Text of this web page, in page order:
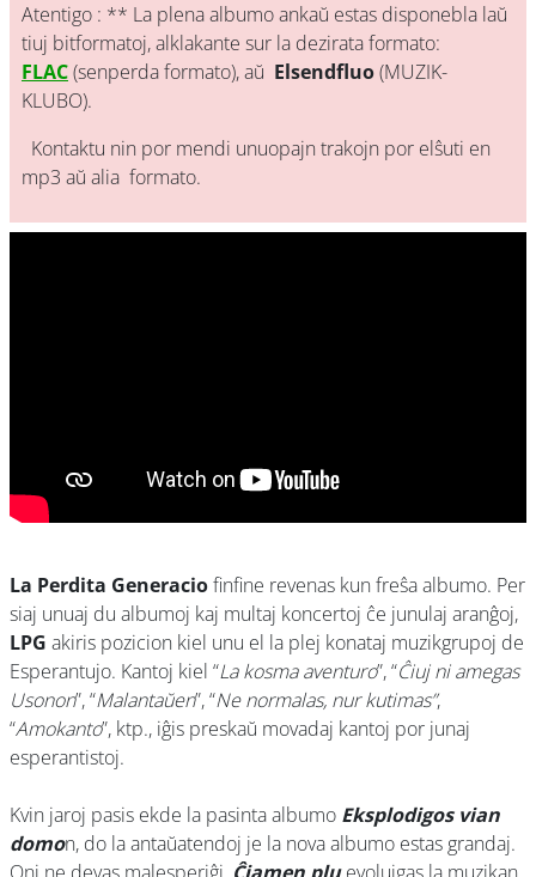
Atentigo : ** La plena albumo ankaŭ estas disponebla laŭ
tiuj bitformatoj, alklakante sur la dezirata formato:
FLAC(senperda formato), aŭ Elsendfluo(MUZIK-
KLUBO).
Kontaktu nin por mendi unuopajn trakojn por elŝuti en
mp3 aŭ alia formato.
La Perdita Generaciofinfine revenas kun freŝa albumo. Per
siaj unuaj du albumoj kaj multaj koncertoj ĉe junulaj aranĝoj,
LPG akiris pozicion kiel unu el la plej konataj muzikgrupoj de
Esperantujo. Kantoj kiel “La kosma aventuro”, “Ĉiuj ni amegas
Usonon”, “Malantaŭen”, “Ne normalas, nur kutimas”,
“Amokanto”, ktp., iĝis preskaŭ movadaj kantoj por junaj
esperantistoj.
Kvin jaroj pasis ekde la pasinta albumo Eksplodigos vian
domon, do la antaŭatendoj je la nova albumo estas grandaj.